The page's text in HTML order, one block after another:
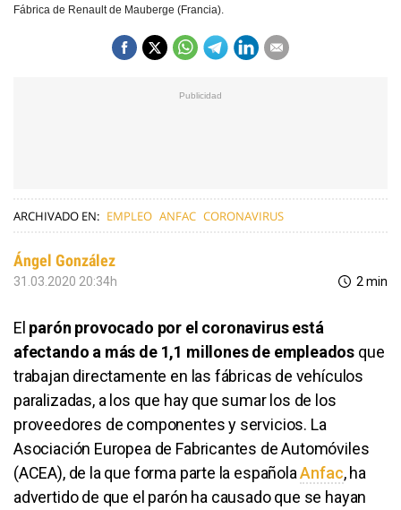
Fábrica de Renault de Mauberge (Francia).
ARCHIVADO EN: EMPLEO ANFAC CORONAVIRUS
Ángel González
31.03.2020 20:34h 2 min
El parón provocado por el coronavirus está
afectando a más de 1,1 millones de empleados que
trabajan directamente en las fábricas de vehículos
paralizadas, a los que hay que sumar los de los
proveedores de componentes y servicios. La
Asociación Europea de Fabricantes de Automóviles
(ACEA), de la que forma parte la españolaAnfac, ha
advertido de que el parón ha causado que se hayan